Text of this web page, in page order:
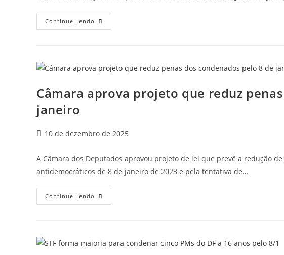
Continue Lendo
Câmara aprova projeto que reduz
janeiro
10 de dezembro de 2025
A Câmara dos Deputados aprovou projeto de lei que prevê a redução
antidemocráticos de 8 de janeiro de 2023 e pela tentativa de…
Continue Lendo